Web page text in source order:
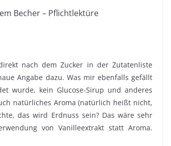
Becher – Pflichtlektüre
nach dem Zucker in der Zutatenliste
Angabe dazu. Was mir ebenfalls gefällt
wurde, kein Glucose-Sirup und anderes
natürliches Aroma (natürlich heißt nicht,
das wird Erdnuss sein? Das wäre sehr
von Vanilleextrakt statt Aroma.